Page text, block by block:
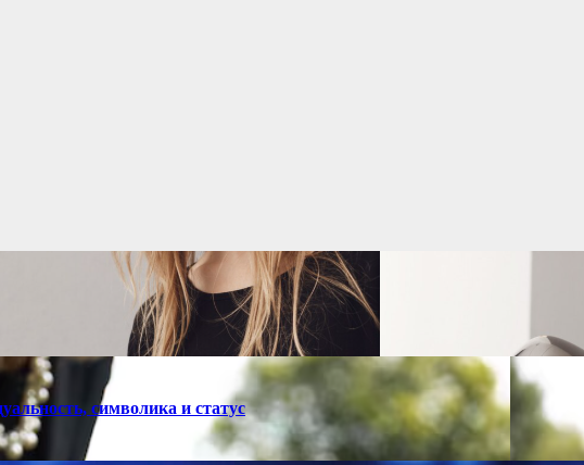
символика и статус